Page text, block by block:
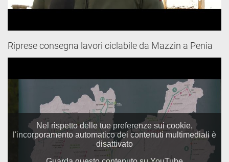
Riprese consegna lavori ciclabile da Mazzin a Penia